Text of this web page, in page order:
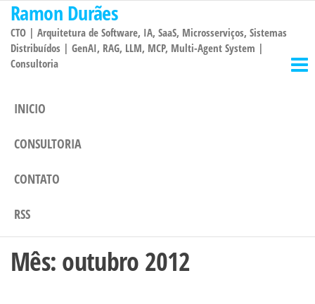
Pular
para
conteúdo
Ramon Durães
CTO | Arquitetura de Software, IA, SaaS, Microsserviços, Sistemas
Distribuídos | GenAI, RAG, LLM, MCP, Multi-Agent System |
Consultoria
INICIO
CONSULTORIA
CONTATO
RSS
Mês: outubro 2012